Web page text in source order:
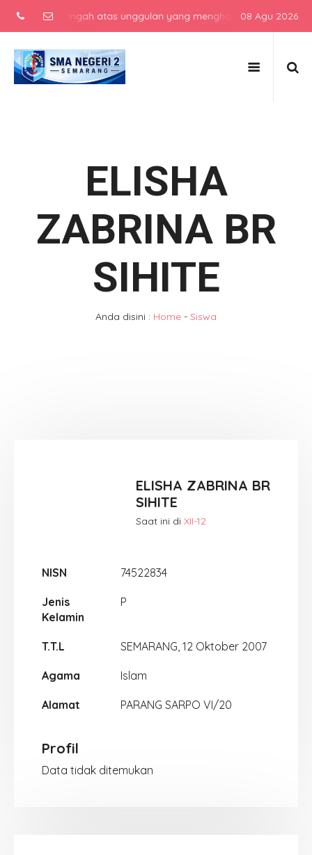
menengah atas unggulan yang menghasilkan lulusan
08 Agu 2026
ELISHA
ZABRINA BR
SIHITE
Anda disini : Home - Siswa
ELISHA ZABRINA BR
SIHITE
Saat ini di XII-12
NISN 74522834
Jenis
Kelamin
P
T.T.L SEMARANG, 12 Oktober 2007
Agama Islam
Alamat PARANG SARPO VI/20
Profil
Data tidak ditemukan